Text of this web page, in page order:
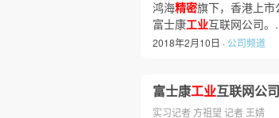
鸿海精密旗下，香港上
富士康工业互联网公司
2018年2月10日 · 公司频道
富士康工业互联网公
实习记者 方祖望 记者 王婧